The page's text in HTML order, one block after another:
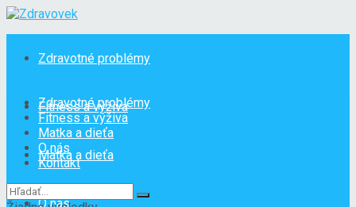
Zdravotné problémy
Fitness a výživa
Matka a dieťa
O nás
Zdravotné problémy
Fitness a výživa
Matka a dieťa
O nás
Kontakt